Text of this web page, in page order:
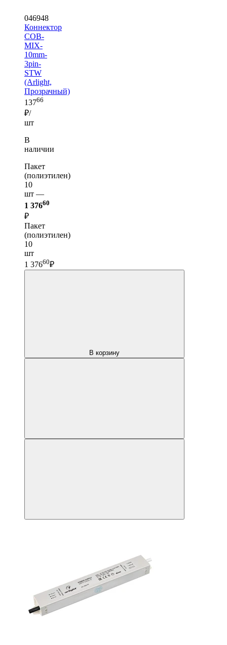
046948
Коннектор
COB-
MIX-
10mm-
3pin-
STW
(Arlight,
Прозрачный)
13766
₽/
шт
В
наличии
Пакет
(полиэтилен)
10
шт —
1 37660
₽
Пакет
(полиэтилен)
10
шт
1 37660₽
В корзину